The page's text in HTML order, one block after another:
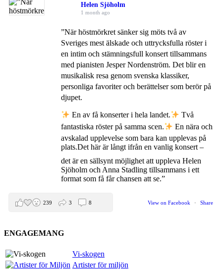
Helen Sjöholm
1 month ago
”När höstmörkret sänker sig möts två av
Sveriges mest älskade och uttrycksfulla röster i
en intim och stämningsfull konsert tillsammans
med pianisten Jesper Nordenström. Det blir en
musikalisk resa genom svenska klassiker,
personliga favoriter och berättelser som berör på
djupet.
En av få konserter i hela landet.
Två
fantastiska röster på samma scen.
En nära och
avskalad upplevelse som bara kan upplevas på
plats.Det här är långt ifrån en vanlig konsert –
det är en sällsynt möjlighet att uppleva Helen
Sjöholm och Anna Stadling tillsammans i ett
format som få får chansen att se.”
View on Facebook · Share
239 3 8
Den 5 juni blir det skön konsert med Nimbus på
ENGAGEMANG
Vi-skogen
Artister för miljön